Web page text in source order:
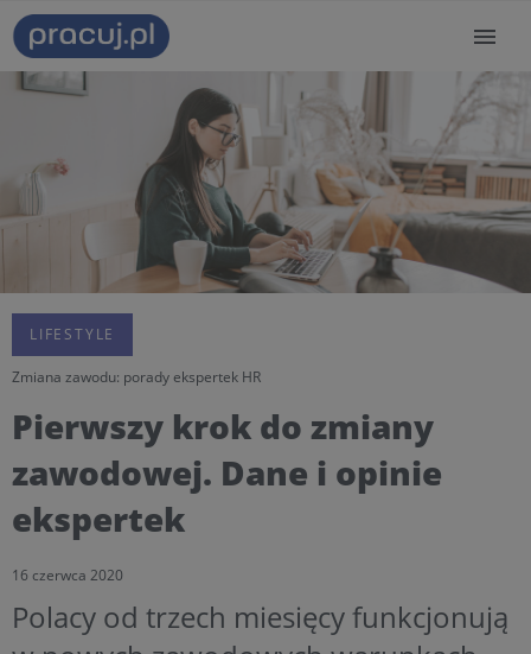
LIFESTYLE
Zmiana zawodu: porady ekspertek HR
Pierwszy krok do zmiany
zawodowej. Dane i opinie
ekspertek
16 czerwca 2020
Polacy od trzech miesięcy funkcjonują